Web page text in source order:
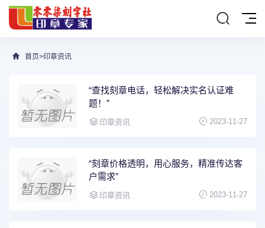
首页>印章资讯
“查找刻章电话，轻松解决实名认证难
题！”
印章资讯 2023-11-27
“刻章价格透明，用心服务，精准传达客
户需求”
印章资讯 2023-11-27